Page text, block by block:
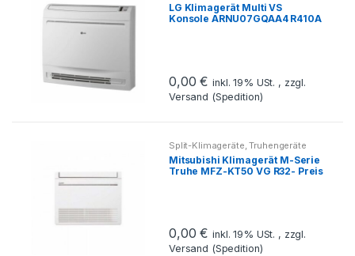
LG Klimagerät Multi VS
Konsole ARNU07GQAA4 R410A
0,00€ inkl. 19% USt. , zzgl.
Versand (Spedition)
Split-Klimageräte ,Truhengeräte
Mitsubishi Klimagerät M-Serie
Truhe MFZ-KT50 VG R32- Preis
0,00€ inkl. 19% USt. , zzgl.
Versand (Spedition)